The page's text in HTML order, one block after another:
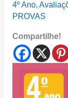
4º Ano,
PROVAS
Compartilhe!